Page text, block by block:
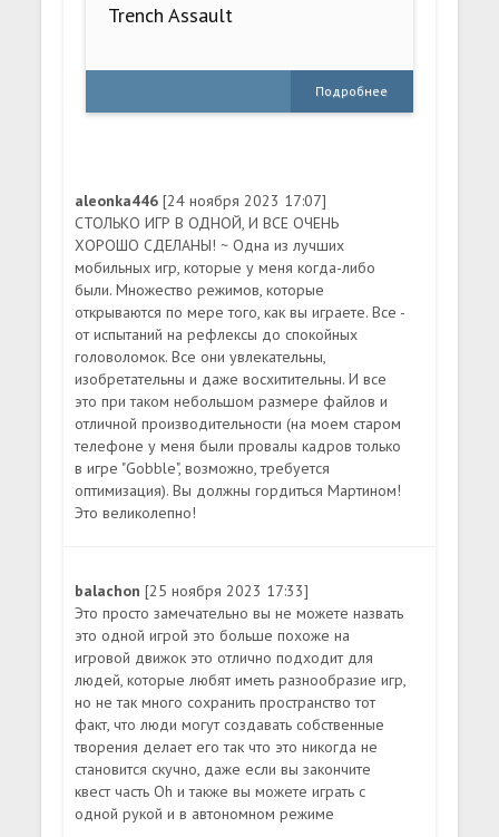
Trench Assault
Подробнее
aleonka446[24 ноября 2023 17:07]
СТОЛЬКО ИГР В ОДНОЙ, И ВСЕ ОЧЕНЬ
ХОРОШО СДЕЛАНЫ! ~ Одна из лучших
мобильных игр, которые у меня когда-либо
были. Множество режимов, которые
открываются по мере того, как вы играете. Все -
от испытаний на рефлексы до спокойных
головоломок. Все они увлекательны,
изобретательны и даже восхитительны. И все
это при таком небольшом размере файлов и
отличной производительности (на моем старом
телефоне у меня были провалы кадров только
в игре "Gobble", возможно, требуется
оптимизация). Вы должны гордиться Мартином!
Это великолепно!
balachon[25 ноября 2023 17:33]
Это просто замечательно вы не можете назвать
это одной игрой это больше похоже на
игровой движок это отлично подходит для
людей, которые любят иметь разнообразие игр,
но не так много сохранить пространство тот
факт, что люди могут создавать собственные
творения делает его так что это никогда не
становится скучно, даже если вы закончите
квест часть Oh и также вы можете играть с
одной рукой и в автономном режиме